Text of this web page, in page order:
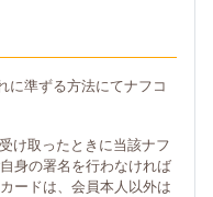
に準ずる方法にてナフコ
け取ったときに当該ナフ
身の署名を行わなければ
ードは、会員本人以外は